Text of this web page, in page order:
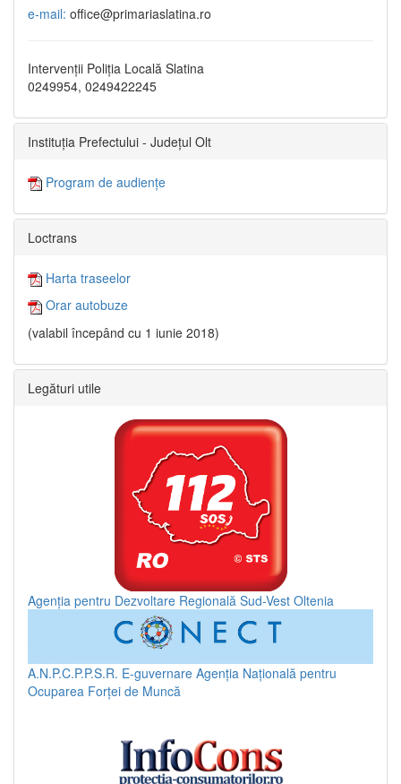
e-mail: office@primariaslatina.ro
Intervenții Poliția Locală Slatina
0249954, 0249422245
Instituția Prefectului - Județul Olt
Program de audiențe
Loctrans
Harta traseelor
Orar autobuze
(valabil începând cu 1 iunie 2018)
Legături utile
Agenția pentru Dezvoltare Regională Sud-Vest Oltenia
A.N.P.C.P.P.S.R. E-guvernare Agenția Națională pentru
Ocuparea Forței de Muncă